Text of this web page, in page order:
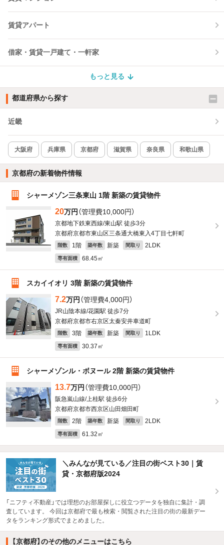
賃貸アパート
借家・賃貸一戸建て・一軒家
もっと見る
都道府県から探す
近畿
大阪府 兵庫県 京都府 滋賀県 奈良県 和歌山県
京都府の新着物件情報
シャーメゾン三条東山 1階 新築の賃貸物件
20万円 （管理費10,000円）
京都地下鉄東西線/東山駅 徒歩3分
京都府京都市東山区三条通大橋東入4丁目七軒町
階数 1階 築年数 新築 間取り 2LDK
専有面積 68.45㎡
スカイイオリ 3階 新築の賃貸物件
7.2万円 （管理費4,000円）
JR山陰本線/花園駅 徒歩7分
京都府京都市右京区太秦安井車道町
階数 3階 築年数 新築 間取り 1LDK
専有面積 30.37㎡
シャーメゾンル・ボヌール 2階 新築の賃貸物件
13.7万円 （管理費10,000円）
阪急嵐山線/上桂駅 徒歩6分
京都府京都市西京区山田畑田町
階数 2階 築年数 新築 間取り 2LDK
専有面積 61.32㎡
＼みんなが見ている／注目の街ベスト30｜賃
貸・京都府版2024
「ニフティ不動産」では理想のお部屋探しに役立つデータを独自に集計・調
査しています。 今回は京都府で最も検索・閲覧された注目の街の最新デー
タをランキング形式でまとめました。
【京都府】のその他のメニューはこちら